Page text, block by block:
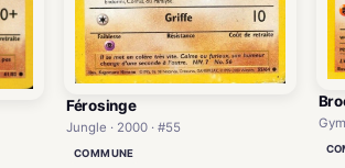
Férosinge
Jungle · 2000 · #55
COMMUNE